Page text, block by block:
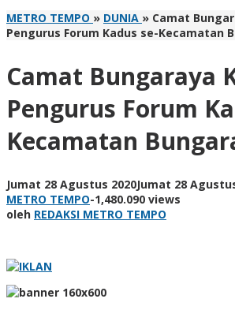
METRO TEMPO » DUNIA » Camat
Pengurus Forum Kadus se-Kecamatan
Camat Bungaraya
Pengurus Forum
Kecamatan
Jumat 28 Agustus 2020Jumat 28
METRO TEMPO-1,480.090 views
oleh REDAKSI METRO TEMPO